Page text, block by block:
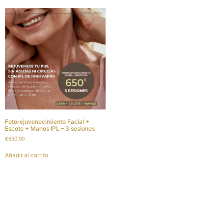
Fotorejuvenecimiento Facial +
Escote + Manos IPL – 3 sesiones
€650.00
Añadir al carrito